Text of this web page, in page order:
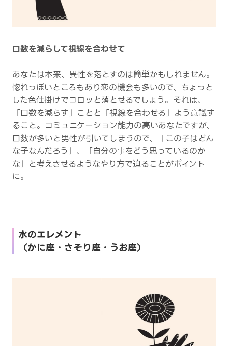
口数を減らして視線を合わせて
あなたは本来、異性を落とすのは簡単かもしれません。
惚れっぽいところもあり恋の機会も多いので、ちょっと
した色仕掛けでコロッと落とせるでしょう。それは、
「口数を減らす」ことと「視線を合わせる」よう意識す
ること。コミュニケーション能力の高いあなたですが、
口数が多いと男性が引いてしまうので、「この子はどん
な子なんだろう」、「自分の事をどう思っているのか
な」と考えさせるようなやり方で迫ることがポイント
に。
水のエレメント
（かに座・さそり座・うお座）